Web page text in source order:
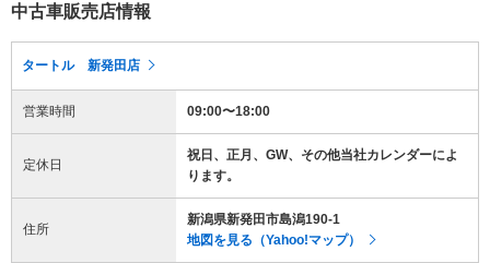
中古車販売店情報
タートル 新発田店
営業時間 09:00〜18:00
定休日
祝日、正月、GW、その他当社カレンダーによ
ります。
住所
新潟県新発田市島潟190-1
地図を見る（Yahoo!マップ）